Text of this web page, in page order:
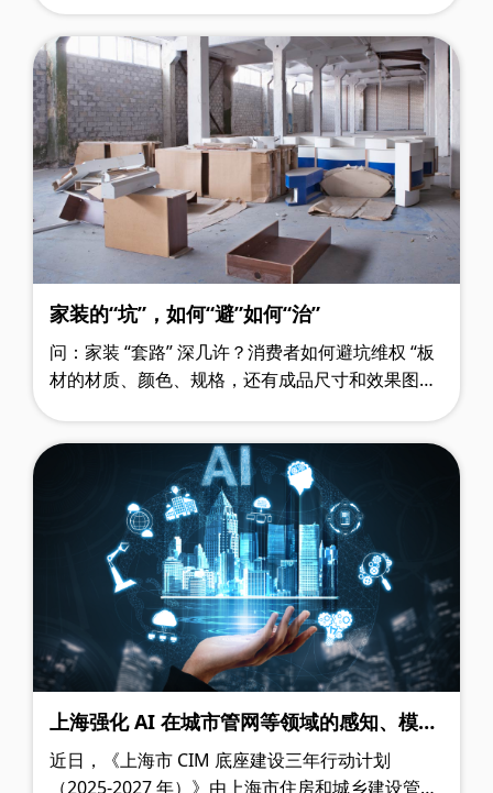
家装的“坑”，如何“避”如何“治”
问：家装 “套路” 深几许？消费者如何避坑维权 “板
材的材质、颜色、规格，还有成品尺寸和效果图都
上海强化 AI 在城市管网等领域的感知、模
拟、预警及应急响应能力
近日，《上海市 CIM 底座建设三年行动计划
（2025-2027 年）》由上海市住房和城乡建设管理